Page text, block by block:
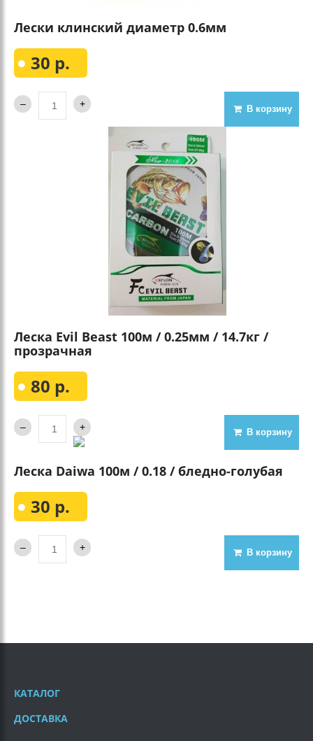
Лески клинский диаметр 0.6мм
30 р.
В корзину
Леска Evil Beast 100м / 0.25мм / 14.7кг /
прозрачная
80 р.
В корзину
Леска Daiwa 100м / 0.18 / бледно-голубая
30 р.
В корзину
КАТАЛОГ
ДОСТАВКА